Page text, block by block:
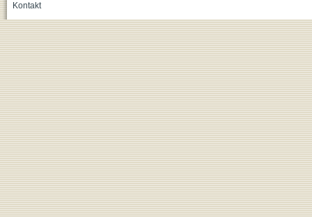
Kontakt